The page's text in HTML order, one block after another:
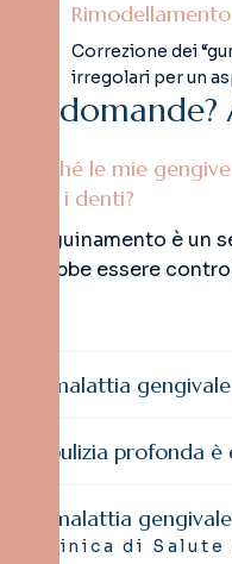
Correzione dei
irregolari per un
domande?
Perché le mie
lavo i denti?
Il sanguinamento è un
dovrebbe essere
La malattia
La pulizia profonda
La malattia
Clinica di